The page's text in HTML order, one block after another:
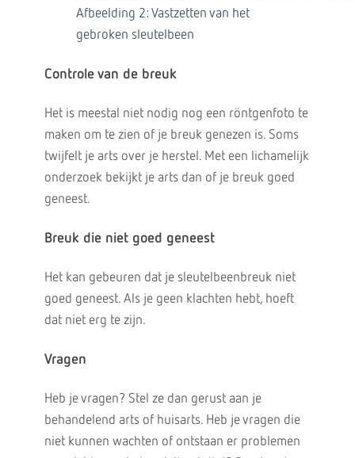
Afbeelding 2: Vastzetten van het
gebroken sleutelbeen
Controle van de breuk
Het is meestal niet nodig nog een röntgenfoto te
maken om te zien of je breuk genezen is. Soms
twijfelt je arts over je herstel. Met een lichamelijk
onderzoek bekijkt je arts dan of je breuk goed
geneest.
Breuk die niet goed geneest
Het kan gebeuren dat je sleutelbeenbreuk niet
goed geneest. Als je geen klachten hebt, hoeft
dat niet erg te zijn.
Vragen
Heb je vragen? Stel ze dan gerust aan je
behandelend arts of huisarts. Heb je vragen die
niet kunnen wachten of ontstaan er problemen